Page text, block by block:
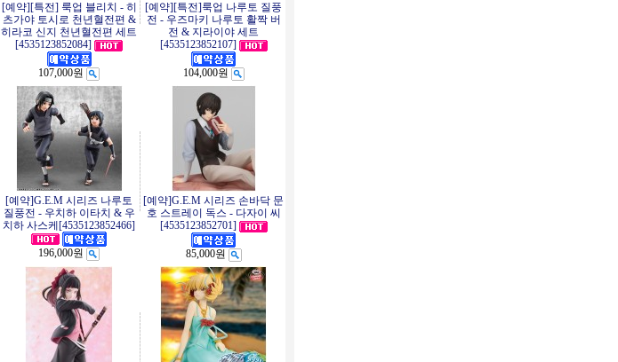
[예약][특전] 룩업 블리치 - 히
츠가야 토시로 천년혈전편 &
히라코 신지 천년혈전편 세트
[4535123852084]
107,000원
[예약][특전]룩업 나루토 질풍
전 - 우즈마키 나루토 활짝 버
전 & 지라이야 세트
[4535123852107]
104,000원
[예약]G.E.M 시리즈 나루토
질풍전 - 우치하 이타치 & 우
치하 사스케[4535123852466]
196,000원
[예약]G.E.M 시리즈 손바닥 문
호 스트레이 독스 - 다자이 씨
[4535123852701]
85,000원